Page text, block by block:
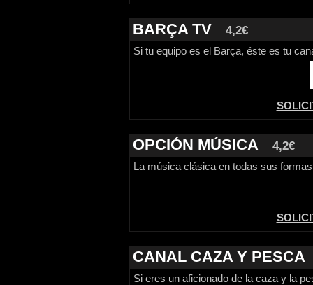
BARÇA TV 4,2€
Si tu equipo es el Barça, éste es tu
OPCIÓN MÚSICA 4,2€
La música clásica en todas sus
CANAL CAZA Y PESCA
Si eres un aficionado de la caza y la